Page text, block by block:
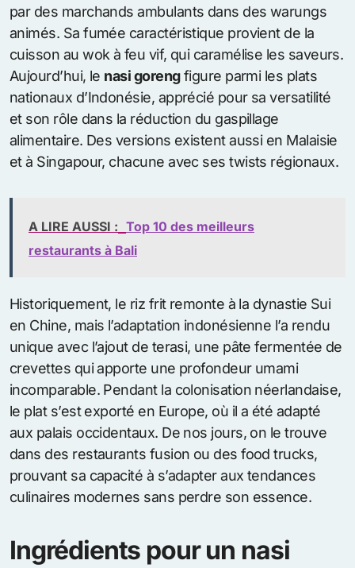
par des marchands ambulants dans des warungs
animés. Sa fumée caractéristique provient de la
cuisson au wok à feu vif, qui caramélise les saveurs.
Aujourd’hui, le nasi gorengfigure parmi les plats
nationaux d’Indonésie, apprécié pour sa versatilité
et son rôle dans la réduction du gaspillage
alimentaire. Des versions existent aussi en Malaisie
et à Singapour, chacune avec ses twists régionaux.
A LIRE AUSSI : Top 10 des meilleurs
restaurants à Bali
Historiquement, le riz frit remonte à la dynastie Sui
en Chine, mais l’adaptation indonésienne l’a rendu
unique avec l’ajout de terasi, une pâte fermentée de
crevettes qui apporte une profondeur umami
incomparable. Pendant la colonisation néerlandaise,
le plat s’est exporté en Europe, où il a été adapté
aux palais occidentaux. De nos jours, on le trouve
dans des restaurants fusion ou des food trucks,
prouvant sa capacité à s’adapter aux tendances
culinaires modernes sans perdre son essence.
Ingrédients pour un nasi